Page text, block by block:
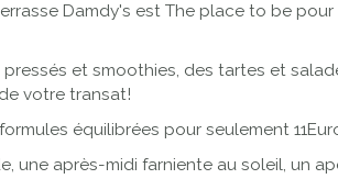
Damdy's est The place to be
et smoothies, des tartes et
votre transat!
équilibrées pour seulement
une après-midi farniente au soleil, un